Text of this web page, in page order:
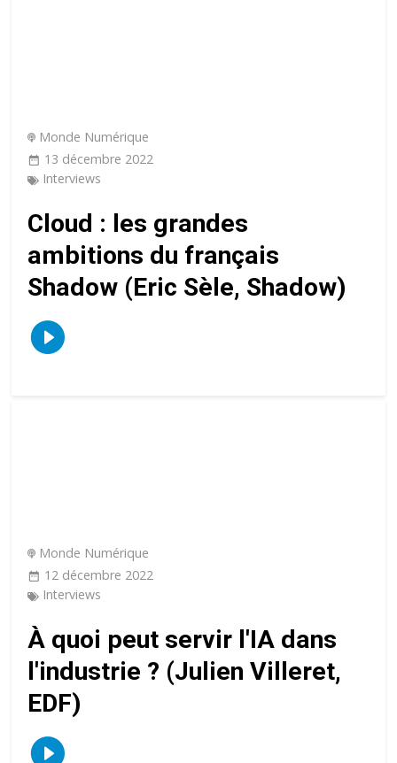
Monde Numérique
13 décembre 2022
Interviews
Cloud : les grandes
ambitions du français
Shadow (Eric Sèle, Shadow)
Monde Numérique
12 décembre 2022
Interviews
À quoi peut servir l'IA dans
l'industrie ? (Julien Villeret,
EDF)